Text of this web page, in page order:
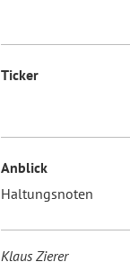
Ticker
Anblick
Haltungsnoten
Klaus Zierer